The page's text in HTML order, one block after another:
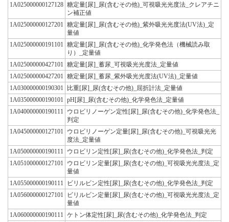
1A025000000127128 糖定量[尿]_尿(含むその他)_可視吸光光度法_クレアチニ
ン補正値
1A025000000127201
糖定量[尿]_尿(含むその他)_紫外吸光光度法(UV法)_定
量値
1A025000000191101
糖定量[尿]_尿(含むその他)_化学発色法（機械読み取
り）_定量値
1A025000000427101
糖定量[尿]_蓄尿_可視吸光光度法_定量値
1A025000000427201
糖定量[尿]_蓄尿_紫外吸光光度法(UV法)_定量値
1A030000000190301
比重[尿]_尿(含むその他)_屈折計法_定量値
1A035000000190101
pH[尿]_尿(含むその他)_化学発色法_定量値
1A040000000190111
ウロビリノーゲン定性[尿]_尿(含むその他)_化学発色法_
判定
1A045000000127101
ウロビリノーゲン定量[尿]_尿(含むその他)_可視吸光光
度法_定量値
1A050000000190111
ウロビリン定性[尿]_尿(含むその他)_化学発色法_判定
1A051000000127101
ウロビリン定量[尿]_尿(含むその他)_可視吸光光度法_定
量値
1A055000000190111
ビリルビン定性[尿]_尿(含むその他)_化学発色法_判定
1A056000000127101
ビリルビン定量[尿]_尿(含むその他)_可視吸光光度法_定
量値
1A060000000190111
ケトン体定性[尿]_尿(含むその他)_化学発色法_判定